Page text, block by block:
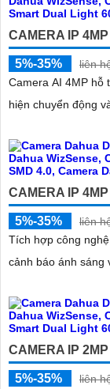
CAMERA IP
5%-35%
liên
Camera AI 4MP hỗ
hiện chuyển động
CAMERA IP
5%-35%
liên
Tích hợp công
cảnh báo ánh sáng
CAMERA IP
5%-35%
liên